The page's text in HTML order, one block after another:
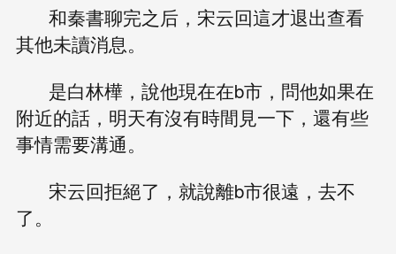
和秦書聊完之后，宋云回這才退出查看
其他未讀消息。
是白林樺，說他現在在b市，問他如果在
附近的話，明天有沒有時間見一下，還有些
事情需要溝通。
宋云回拒絕了，就說離b市很遠，去不
了。